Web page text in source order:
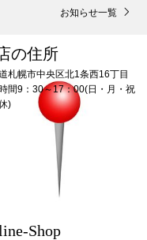
お知らせ一覧
の住所
札幌市中央区北1条西16丁目
間9：30～17：00(日・月・祝
)
Shop